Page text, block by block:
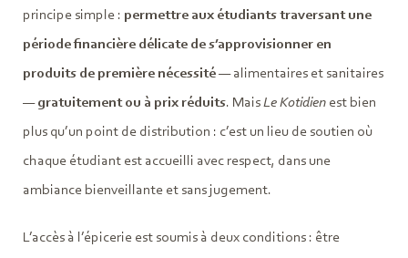
principe simple : permettre aux étudiants traversant une
période financière délicate de s’approvisionner en
produits de première nécessité— alimentaires et sanitaires
—gratuitement ou à prix réduits. MaisLe Kotidien est bien
plus qu’un point de distribution : c’est un lieu de soutien où
chaque étudiant est accueilli avec respect, dans une
ambiance bienveillante et sans jugement.
L’accès à l’épicerie est soumis à deux conditions : être